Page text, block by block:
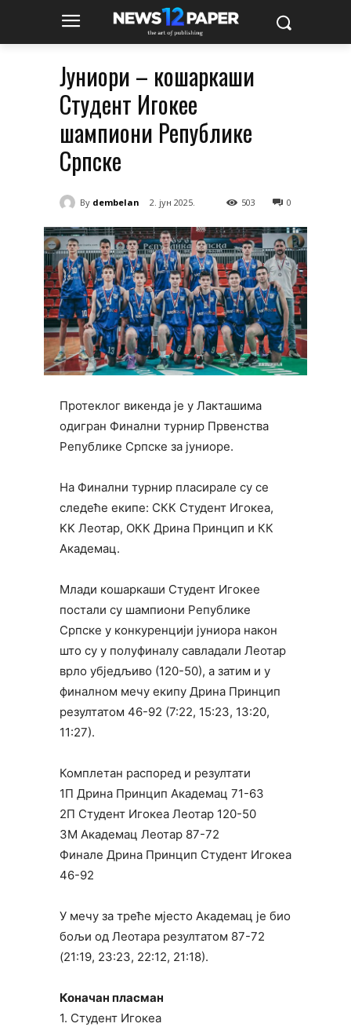
Јуниори – кошаркаши
Студент Игокеe
шампиони Републике
Српске
By dembelan 2. јун 2025. 0
503
Протеклог викенда је у Лакташима
одигран Финални турнир Првенства
Републике Српске за јуниоре.
На Финални турнир пласирале су се
следеће екипе: СКК Студент Игокеа,
KK Леотар, ОКК Дрина Принцип и КК
Академац.
Млади кошаркаши Студент Игокее
постали су шампиони Републике
Српске у конкуренцији јуниора након
што су у полуфиналу савладали Леотар
врло убједљиво (120-50), а затим и у
финалном мечу екипу Дрина Принцип
резултатом 46-92 (7:22, 15:23, 13:20,
11:27).
Комплетан распоред и резултати
1П Дрина Принцип Академац 71-63
2П Студент Игокеа Леотар 120-50
3М Академац Леотар 87-72
Финале Дрина Принцип Студент Игокеа
46-92
У мечу за треће мјесто Aкадемац је био
бољи од Леотара резултатом 87-72
(21:19, 23:23, 22:12, 21:18).
Коначан пласман
1. Студент Игокеа